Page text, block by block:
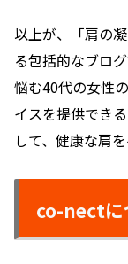
以上が、「肩の
る包括的なブロ
悩む40代の女性
イスを提供でき
して、健康な肩
co-nectに